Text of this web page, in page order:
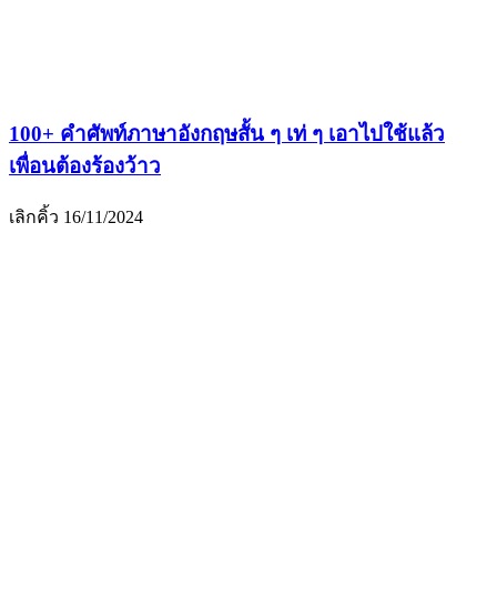
100+ คำศัพท์ภาษาอังกฤษสั้น ๆ เท่ ๆ เอาไปใช้แล้ว
เพื่อนต้องร้องว้าว
เลิกคิ้ว 16/11/2024